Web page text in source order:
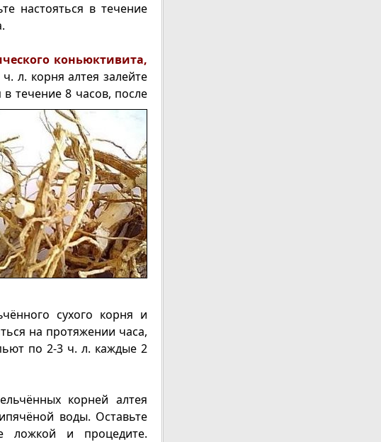
настояться в течение
коньюктивита,
л. корня алтея залейте
течение 8 часов, после
сухого корня и
на протяжении часа,
по 2-3 ч. л. каждые 2
корней алтея
воды. Оставьте
ложкой и процедите.